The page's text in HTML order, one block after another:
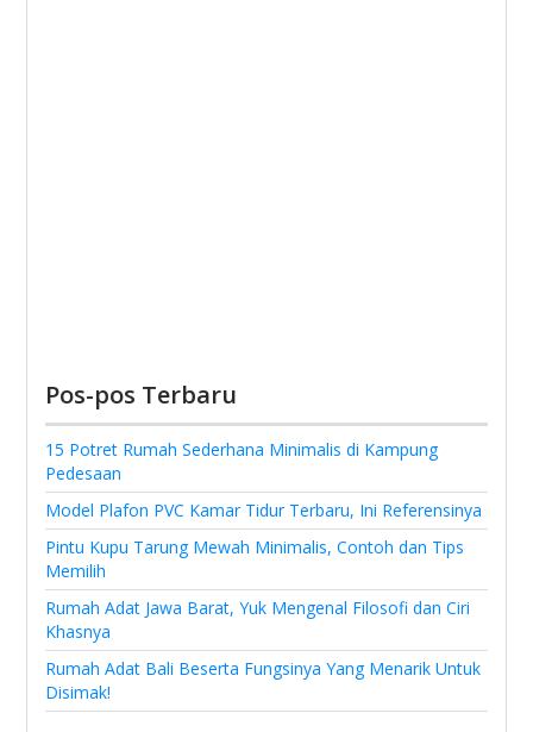
Pos-pos Terbaru
15 Potret Rumah Sederhana Minimalis di Kampung
Pedesaan
Model Plafon PVC Kamar Tidur Terbaru, Ini Referensinya
Pintu Kupu Tarung Mewah Minimalis, Contoh dan Tips
Memilih
Rumah Adat Jawa Barat, Yuk Mengenal Filosofi dan Ciri
Khasnya
Rumah Adat Bali Beserta Fungsinya Yang Menarik Untuk
Disimak!